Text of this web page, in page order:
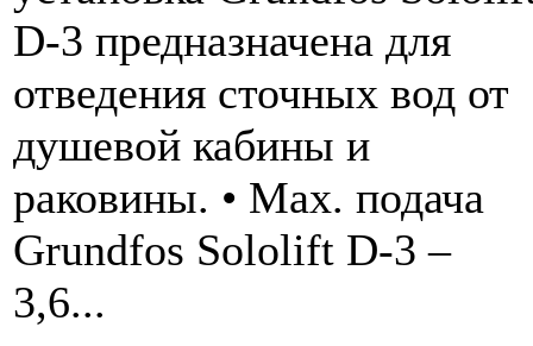
D-3 предназначена для
отведения сточных вод от
душевой кабины и
раковины. • Мах. подача
Grundfos Sololift D-3 –
3,6...